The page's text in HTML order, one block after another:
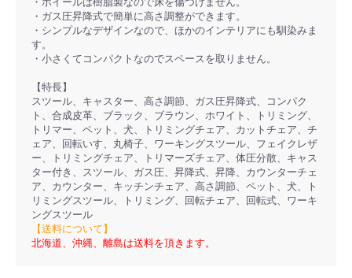
・ガス圧昇降式で簡単に高さ調整ができます。
・シンプルなデザインなので、ほかのインテリアにも馴染みま
す。
・小さくてコンパクトなのでスペースを取りません。
【特長】
スツール、キャスター、高さ調節、ガス圧昇降式、コンパク
ト、合成皮革、ブラック、ブラウン、ホワイト、トリミング、
トリマー、ペット、犬、トリミングチェア、カットチェア、チ
ェア、回転いす、丸椅子、ワーキングスツール、フェイクレザ
ー、トリミングチェア、トリマーズチェア、体圧分散、キャス
ター付き、スツール、ガス圧、昇降式、昇降、カウンターチェ
ア、カウンター、キッチンチェア、高さ調節、ペット、犬、ト
リミングスツール、トリミング、回転チェア、回転式、ワーキ
ングスツール
【送料について】
北海道、沖縄、離島は送料を頂きます。